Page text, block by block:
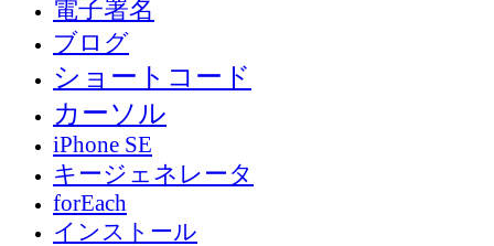
電子署名
ブログ
ショートコード
カーソル
iPhone SE
キージェネレータ
forEach
インストール